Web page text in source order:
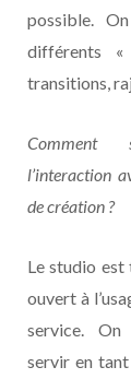
possible.
différents «
transitions,
Comment
l’interaction
de création ?
Le studio
ouvert à
service. On
servir en